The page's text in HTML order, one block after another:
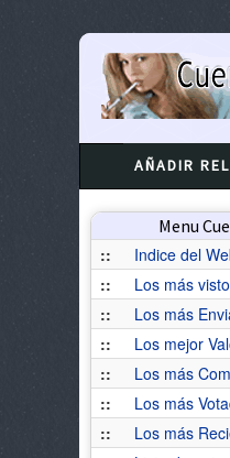
AÑADIR
Menu
::
Indice del
::
Los más
::
Los más
::
Los mejor
::
Los más
::
Los más
::
Los más